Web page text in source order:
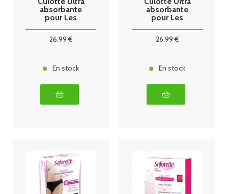
absorbante
pour Les
26.99€
En stock
absorbante
pour Les
26.99€
En stock